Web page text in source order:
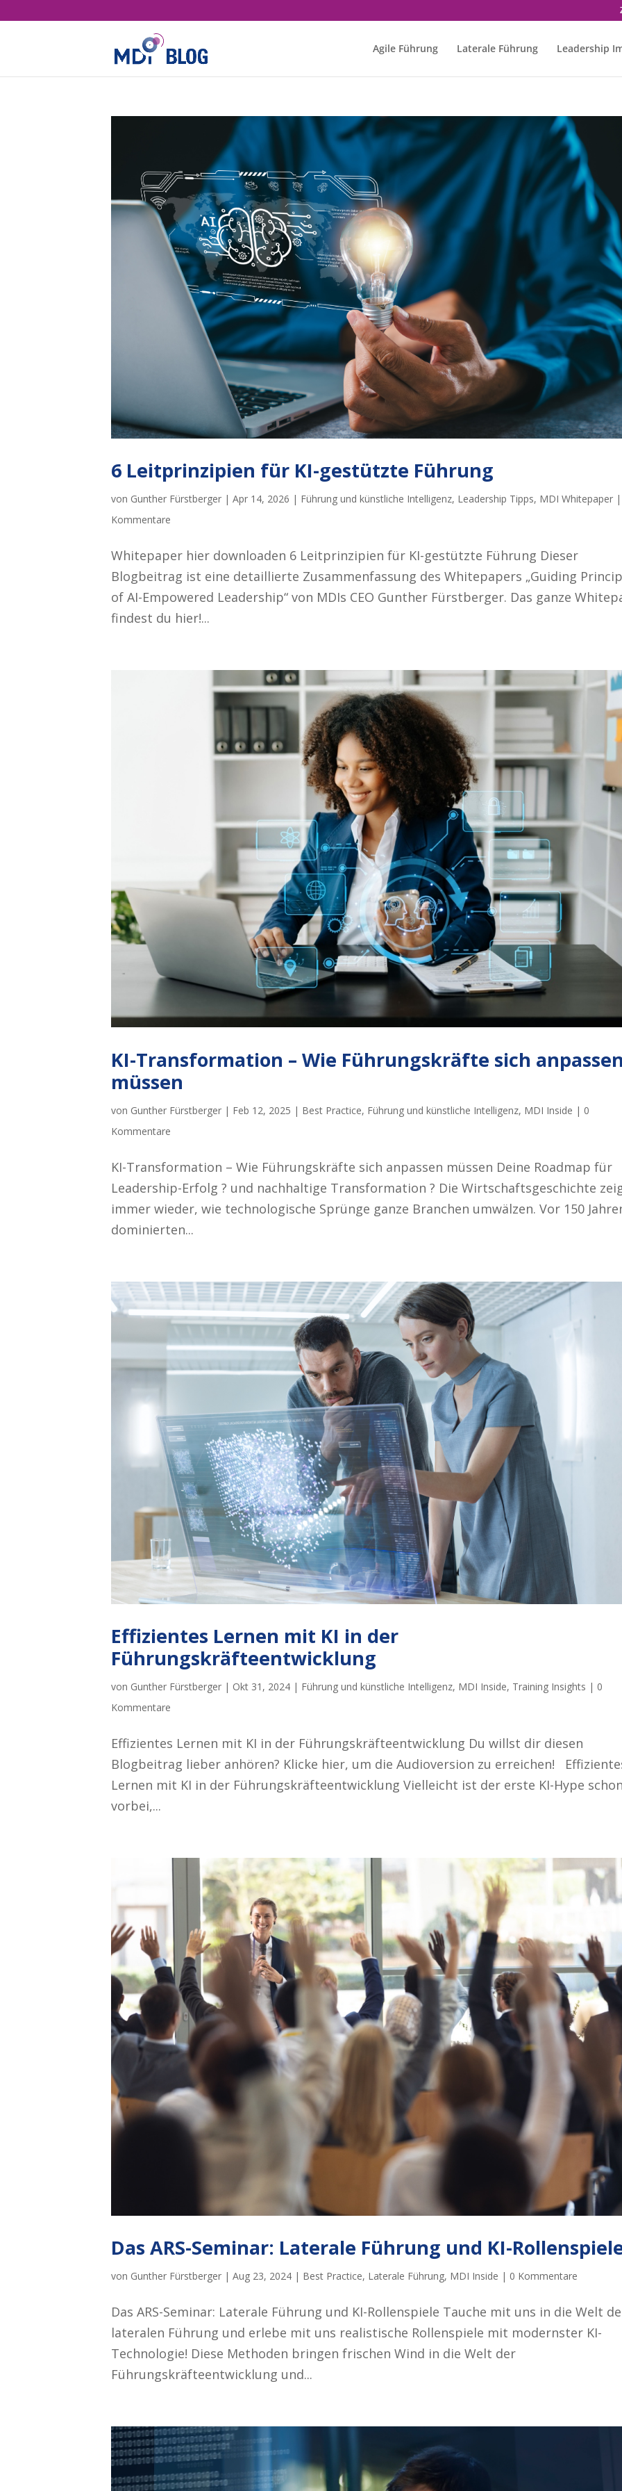
Agile Führung Laterale Führung Leadership
6 Leitprinzipien für KI-gestützte Führung
von Gunther Fürstberger | Apr 14, 2026 | Führung und künstliche Intelligenz, Leadership Tipps, MDI Whitepaper
Kommentare
Whitepaper hier downloaden 6 Leitprinzipien für KI-gestützte Führung Dieser
Blogbeitrag ist eine detaillierte Zusammenfassung des Whitepapers „Guiding
of AI-Empowered Leadership“ von MDIs CEO Gunther Fürstberger. Das ganze
findest du hier!...
KI-Transformation – Wie Führungskräfte sich
müssen
von Gunther Fürstberger | Feb 12, 2025 | Best Practice, Führung und künstliche Intelligenz, MDI Inside | 0
Kommentare
KI-Transformation – Wie Führungskräfte sich anpassen müssen Deine Roadmap für
Leadership-Erfolg ? und nachhaltige Transformation ? Die Wirtschaftsgeschichte
immer wieder, wie technologische Sprünge ganze Branchen umwälzen. Vor 150
dominierten...
Effizientes Lernen mit KI in der
Führungskräfteentwicklung
von Gunther Fürstberger | Okt 31, 2024 | Führung und künstliche Intelligenz, MDI Inside, Training Insights | 0
Kommentare
Effizientes Lernen mit KI in der Führungskräfteentwicklung Du willst dir diesen
Blogbeitrag lieber anhören? Klicke hier, um die Audioversion zu erreichen!
Lernen mit KI in der Führungskräfteentwicklung Vielleicht ist der erste KI-Hype
vorbei,...
Das ARS-Seminar: Laterale Führung und KI-
von Gunther Fürstberger | Aug 23, 2024 | Best Practice, Laterale Führung, MDI Inside | 0 Kommentare
Das ARS-Seminar: Laterale Führung und KI-Rollenspiele Tauche mit uns in die Welt
lateralen Führung und erlebe mit uns realistische Rollenspiele mit modernster KI-
Technologie! Diese Methoden bringen frischen Wind in die Welt der
Führungskräfteentwicklung und...